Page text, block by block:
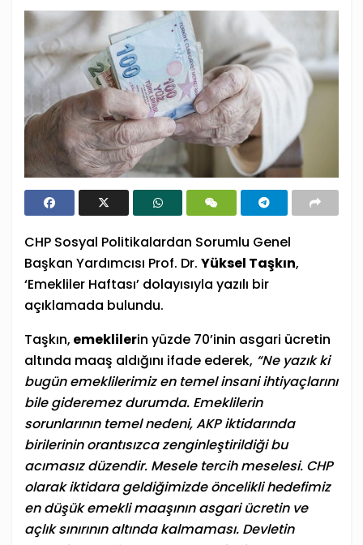
CHP Sosyal Politikalardan Sorumlu Genel
Başkan Yardımcısı Prof. Dr. Yüksel Taşkın,
‘Emekliler Haftası’ dolayısıyla yazılı bir
açıklamada bulundu.
Taşkın, emeklilerin yüzde 70’inin asgari ücretin
altında maaş aldığını ifade ederek, “Ne yazık ki
bugünemeklilerimizen temel insani ihtiyaçlarını
bile gideremez durumda. Emeklilerin
sorunlarının temel nedeni, AKP iktidarında
birilerinin orantısızca zenginleştirildiği bu
acımasız düzendir. Mesele tercih meselesi. CHP
olarak iktidara geldiğimizde öncelikli hedefimiz
en düşük emekli maaşının asgari ücretin ve
açlık sınırının altında kalmaması. Devletin